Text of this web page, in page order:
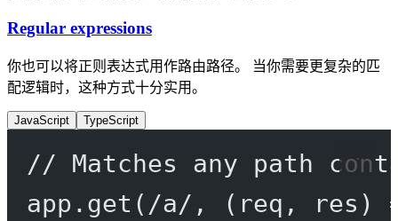
Regular expressions
你也可以将正则表达式用作路由路径。 当你需要更复杂的匹
配逻辑时，这种方式十分实用。
JavaScript TypeScript
// Matches any path
app. get ( /a/ , ( req , res )